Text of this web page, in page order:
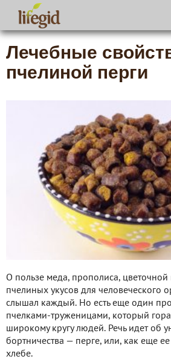
Лечебные
пчелиной перги
О пользе меда, прополиса,
пчелиных укусов для человеческого
слышал каждый. Но есть еще один
пчелками-труженицами, который
широкому кругу людей. Речь идет об
бортничества — перге, или, как еще
хлебе.